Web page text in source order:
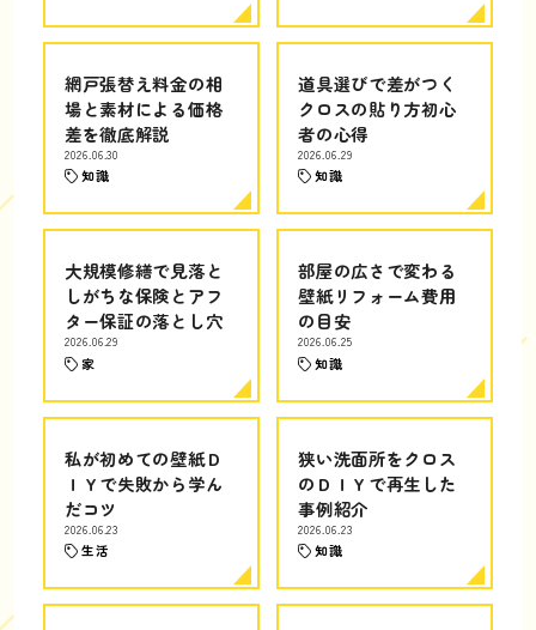
網戸張替え料金の相
場と素材による価格
差を徹底解説
2026.06.30
知識
道具選びで差がつく
クロスの貼り方初心
者の心得
2026.06.29
知識
大規模修繕で見落と
しがちな保険とアフ
ター保証の落とし穴
2026.06.29
家
部屋の広さで変わる
壁紙リフォーム費用
の目安
2026.06.25
知識
私が初めての壁紙Ｄ
ＩＹで失敗から学ん
だコツ
2026.06.23
生活
狭い洗面所をクロス
のＤＩＹで再生した
事例紹介
2026.06.23
知識